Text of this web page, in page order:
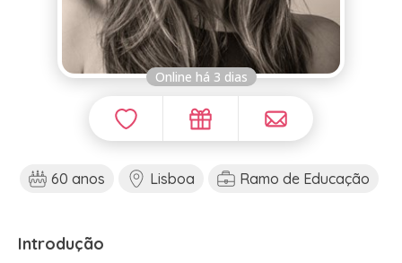
Online há 3 dias
60 anos Lisboa Ramo de Educação
Introdução